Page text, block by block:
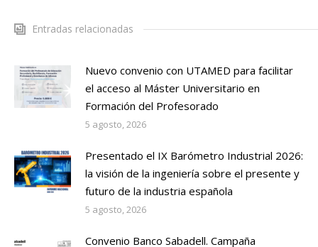
Entradas relacionadas
Nuevo convenio con UTAMED para facilitar
el acceso al Máster Universitario en
Formación del Profesorado
5 agosto, 2026
Presentado el IX Barómetro Industrial 2026:
la visión de la ingeniería sobre el presente y
futuro de la industria española
5 agosto, 2026
Convenio Banco Sabadell. Campaña